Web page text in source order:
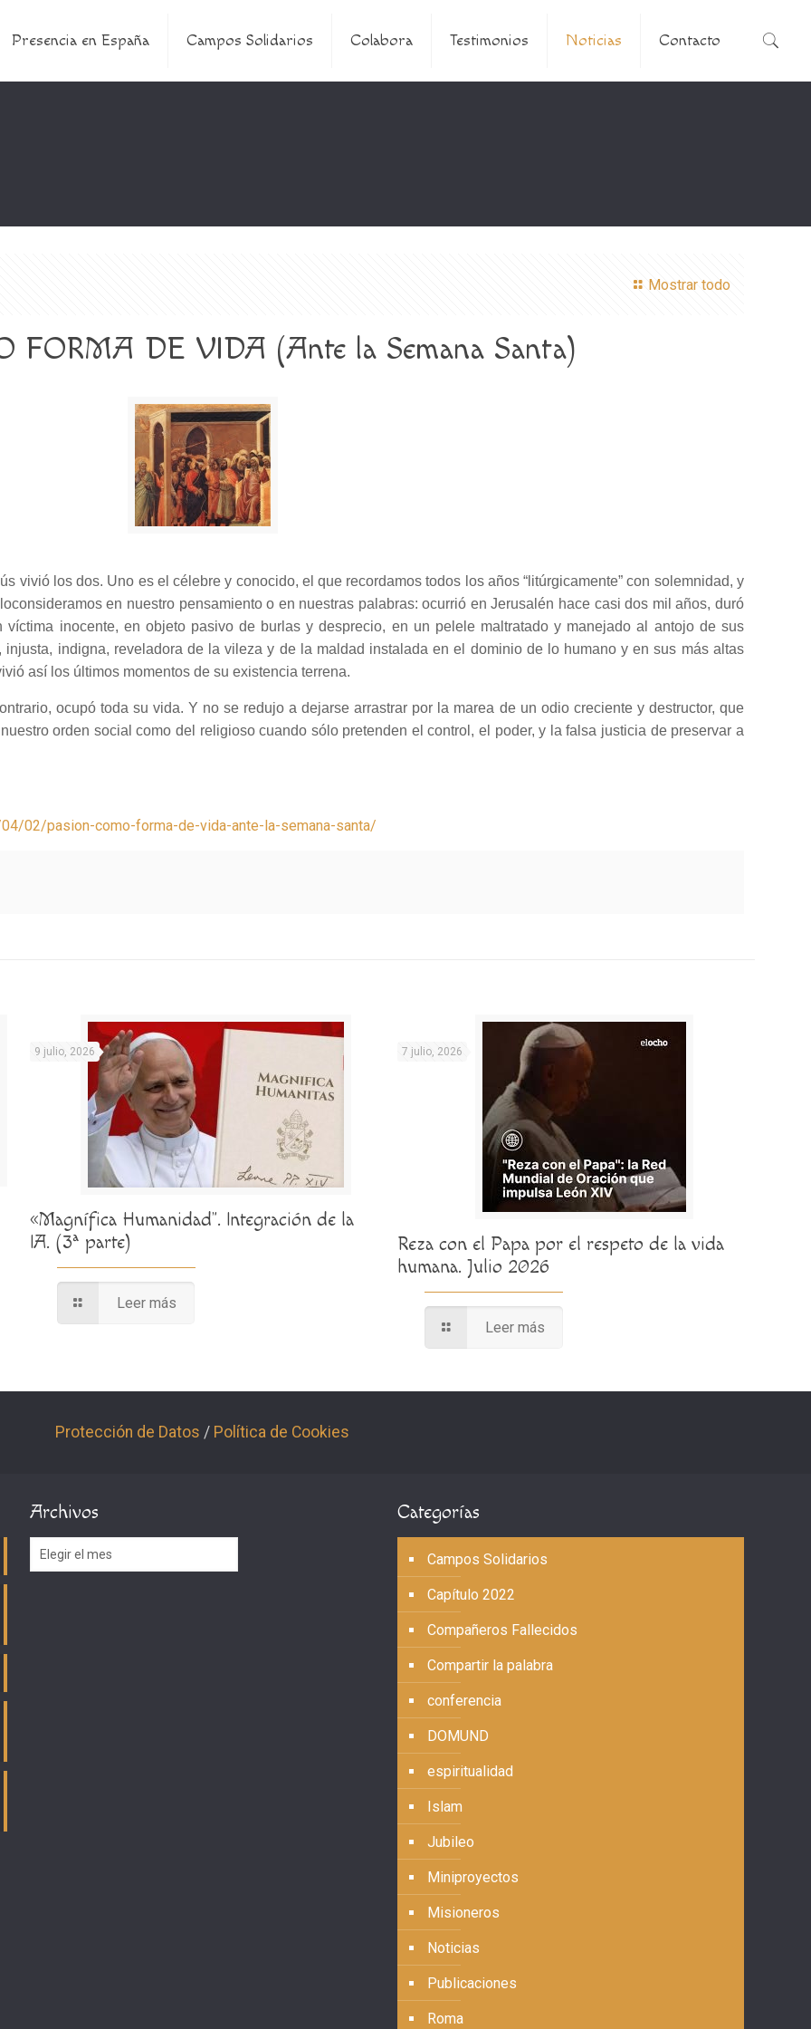
Presencia en España Campos Solidarios Colabora Testimonios Noticias Contacto
Mostrar todo
FORMA DE VIDA (Ante la Semana Santa)
vivió los dos. Uno es el célebre y conocido, el que recordamos todos los años “litúrgicamente” con solemnidad, y
en nuestro pensamiento o en nuestras palabras: ocurrió en Jerusalén hace casi dos mil años, duró
inocente, en objeto pasivo de burlas y desprecio, en un pelele maltratado y manejado al antojo de sus
injusta, indigna, reveladora de la vileza y de la maldad instalada en el dominio de lo humano y en sus más altas
así los últimos momentos de su existencia terrena.
ocupó toda su vida. Y no se redujo a dejarse arrastrar por la marea de un odio creciente y destructor, que
orden social como del religioso cuando sólo pretenden el control, el poder, y la falsa justicia de preservar a
02/pasion-como-forma-de-vida-ante-la-semana-santa/
9 julio, 2026
«Magnífica Humanidad”. Integración de la
IA. (3ª parte)
Leer más
7 julio, 2026
Reza con el Papa por el respeto de la vida
humana. Julio 2026
Leer más
Protección de Datos / Política de Cookies
Archivos
Archivos
Categorías
Campos Solidarios
Capítulo 2022
Compañeros Fallecidos
Compartir la palabra
conferencia
DOMUND
espiritualidad
Islam
Jubileo
Miniproyectos
Misioneros
Noticias
Publicaciones
Roma